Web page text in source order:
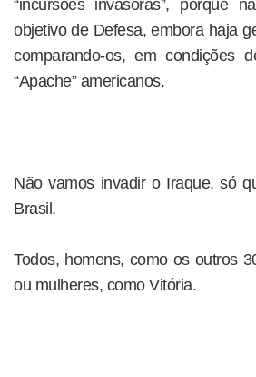
“incursões invasoras”, porque
objetivo de Defesa, embora haja
comparando-os, em condições
“Apache” americanos.
Não vamos invadir o Iraque, só
Brasil.
Todos, homens, como os outros
ou mulheres, como Vitória.